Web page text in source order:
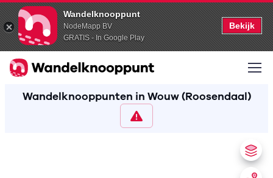
Wandelknooppunt
NodeMapp BV
GRATIS - In Google Play
Bekijk
Wandelknooppunten in Wouw (Roosendaal)